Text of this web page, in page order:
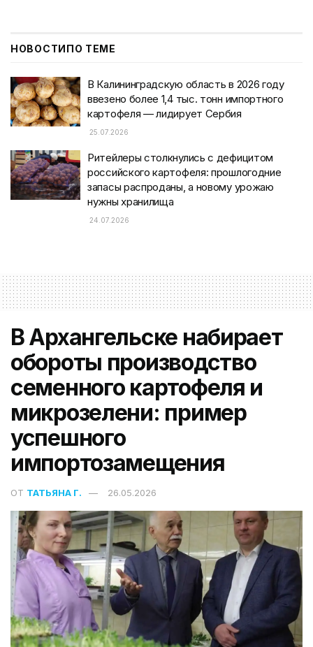
НОВОСТИПО ТЕМЕ
В Калининградскую область в 2026 году
ввезено более 1,4 тыс. тонн импортного
картофеля — лидирует Сербия
25.07.2026
Ритейлеры столкнулись с дефицитом
российского картофеля: прошлогодние
запасы распроданы, а новому урожаю
нужны хранилища
24.07.2026
В Архангельске набирает
обороты производство
семенного картофеля и
микрозелени: пример
успешного
импортозамещения
ОТ ТАТЬЯНА Г. 26.05.2026